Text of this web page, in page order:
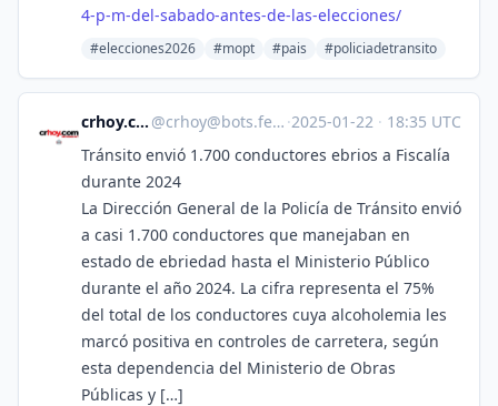
4-p-m-del-sabado-antes-de-las-elecciones/
#elecciones2026 #mopt #pais #policiadetransito
crhoy.com @crhoy@bots.fedi.cr ·2025-01-22 · 18:35 UTC
Tránsito envió 1.700 conductores ebrios a Fiscalía
durante 2024
La Dirección General de la Policía de Tránsito envió
a casi 1.700 conductores que manejaban en
estado de ebriedad hasta el Ministerio Público
durante el año 2024. La cifra representa el 75%
del total de los conductores cuya alcoholemia les
marcó positiva en controles de carretera, según
esta dependencia del Ministerio de Obras
Públicas y […]